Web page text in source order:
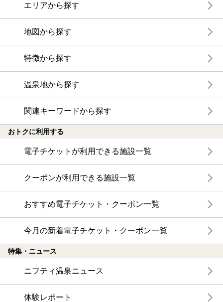
エリアから探す
地図から探す
特徴から探す
温泉地から探す
関連キーワードから探す
おトクに利用する
電子チケットが利用できる施設一覧
クーポンが利用できる施設一覧
おすすめ電子チケット・クーポン一覧
今月の新着電子チケット・クーポン一覧
特集・ニュース
ニフティ温泉ニュース
体験レポート